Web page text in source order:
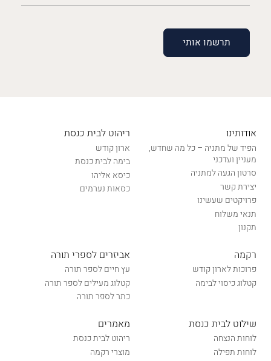
(חובה)
אודותינו
הפיד של מתניה – כל מה שחדש,
מעניין ועדכני
סרטון הגעה למתניה
יצירת קשר
פרויקטים שעשינו
תנאי משלוח
תקנון
ריהוט לבית כנסת
ארון קודש
בימה לבית כנסת
כיסא אליהו
כסאות נערמים
רקמה
פרוכות לארון קודש
קטלוג כיסוי לבימה
אביזרים לספרי תורה
עץ חיים לספר תורה
קטלוג מעילים לספר תורה
כתר לספר תורה
שילוט לבית כנסת
לוחות הנצחה
לוחות תפילה
מאמרים
ריהוט לבית כנסת
מוצרי רקמה